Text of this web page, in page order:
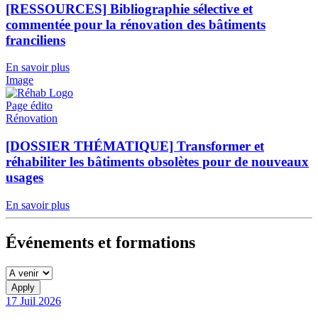
[RESSOURCES] Bibliographie sélective et
commentée pour la rénovation des bâtiments
franciliens
En savoir plus
Image
Page édito
Rénovation
[DOSSIER THÉMATIQUE] Transformer et
réhabiliter les bâtiments obsolètes pour de nouveaux
usages
En savoir plus
Événements et formations
17 Juil 2026